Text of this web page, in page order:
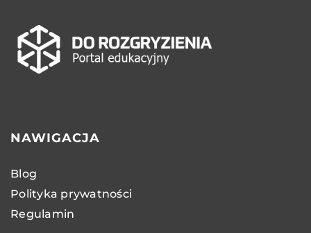
NAWIGACJA
Blog
Polityka prywatności
Regulamin